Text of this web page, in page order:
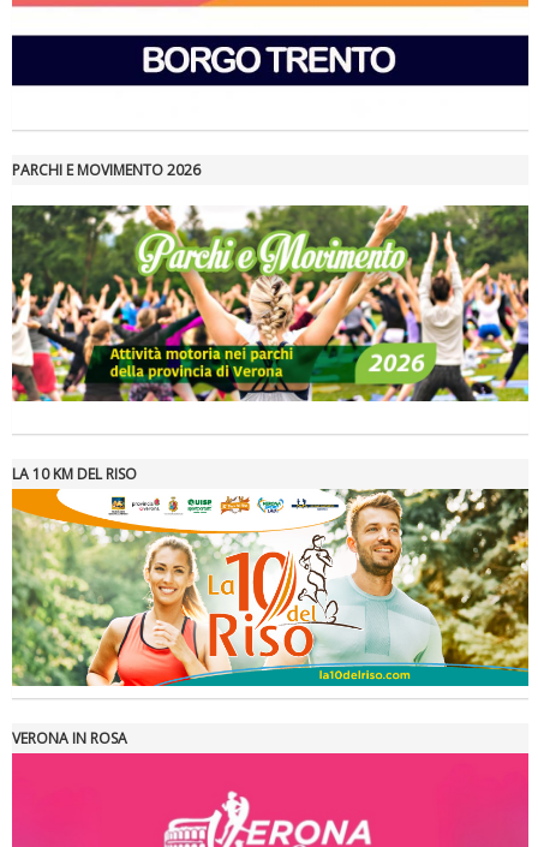
Ddl Lobby, Uisp: “Il Parlamento valorizzi le nostre specificità"
La formazione Uisp rallenta ma prosegue anche in estate
Roma
PARCHI E MOVIMENTO 2026
LA 10 KM DEL RISO
VERONA IN ROSA